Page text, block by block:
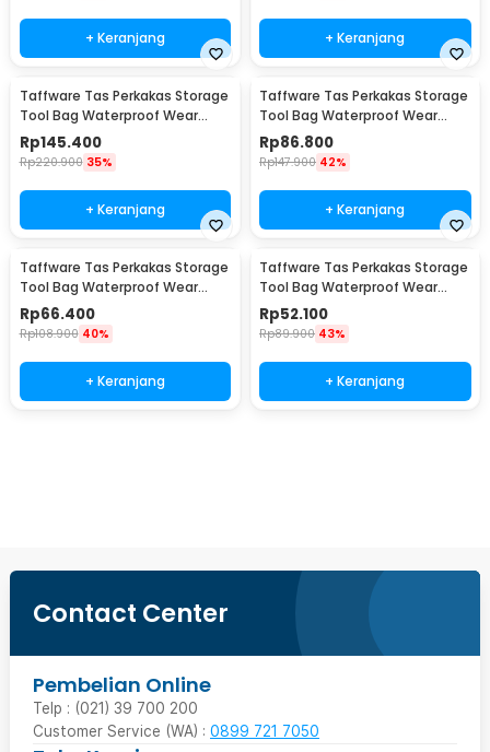
+ Keranjang + Keranjang
Taffware Tas Perkakas Storage
Tool Bag Waterproof Wear
Resistant 21 Inch - A02584
Rp145.400
Rp220.900 35%
+ Keranjang
Taffware Tas Perkakas Storage
Tool Bag Waterproof Wear
Resistant 18 Inch - A03403
Rp86.800
Rp147.900 42%
+ Keranjang
Taffware Tas Perkakas Storage
Tool Bag Waterproof Wear
Resistant 16 Inch - A03403
Rp66.400
Rp108.900 40%
+ Keranjang
Taffware Tas Perkakas Storage
Tool Bag Waterproof Wear
Resistant 13 Inch - A03403
Rp52.100
Rp89.900 43%
+ Keranjang
Contact Center
Pembelian Online
Telp : (021) 39 700 200
Customer Service (WA) : 0899 721 7050